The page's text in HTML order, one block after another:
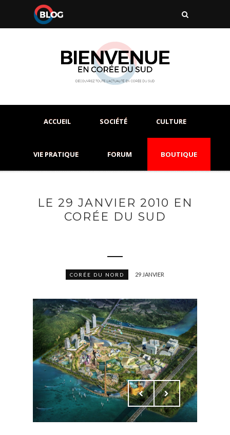
ACCUEIL SOCIÉTÉ CULTURE
VIE PRATIQUE FORUM BOUTIQUE
LE 29 JANVIER 2010 EN
CORÉE DU SUD
CORÉE DU NORD 29 JANVIER